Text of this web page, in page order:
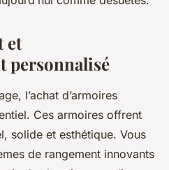
et
personnalisé
l’achat d’armoires
Ces armoires offrent
solide et esthétique. Vous
de rangement innovants